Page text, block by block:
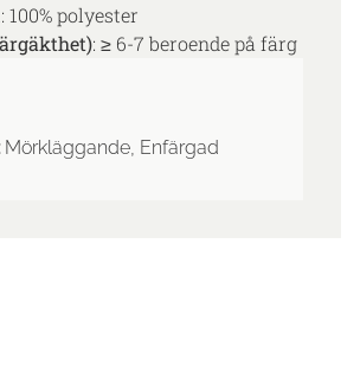
: 100% polyester
: ≥ 6-7 beroende på färg
Mörkläggande, Enfärgad